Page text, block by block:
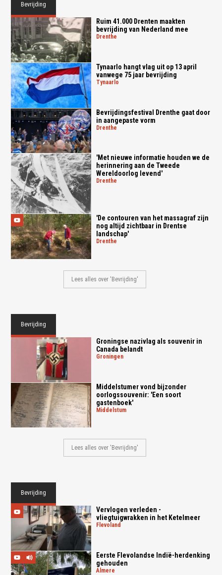
Bevrijding
Ruim 41.000 Drenten maakten
bevrijding van Nederland mee
drenthe
Tynaarlo hangt vlag uit op 13 april
vanwege 75 jaar bevrijding
tynaarlo
Bevrijdingsfestival Drenthe gaat door
in aangepaste vorm
drenthe
'Met nieuwe informatie houden we de
herinnering aan de Tweede
Wereldoorlog levend'
drenthe
'De contouren van het massagraf zijn
nog altijd zichtbaar in Drentse
landschap'
drenthe
Lees alles over 'Bevrijding'
Bevrijding
Groningse nazivlag als souvenir in
Canada belandt
groningen
Middelstumer vond bijzonder
oorlogssouvenir: 'Een soort
gastenboek'
middelstum
Lees alles over 'Bevrijding'
Bevrijding
Vervlogen verleden -
vliegtuigwrakken in het Ketelmeer
flevoland
Eerste Flevolandse Indië-herdenking
gehouden
almere